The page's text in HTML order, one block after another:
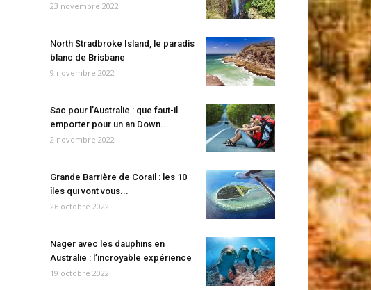
23 novembre 2022
North Stradbroke Island, le paradis
blanc de Brisbane
9 novembre 2022
Sac pour l’Australie : que faut-il
emporter pour un an Down...
2 novembre 2022
Grande Barrière de Corail : les 10
îles qui vont vous...
26 octobre 2022
Nager avec les dauphins en
Australie : l’incroyable expérience
19 octobre 2022